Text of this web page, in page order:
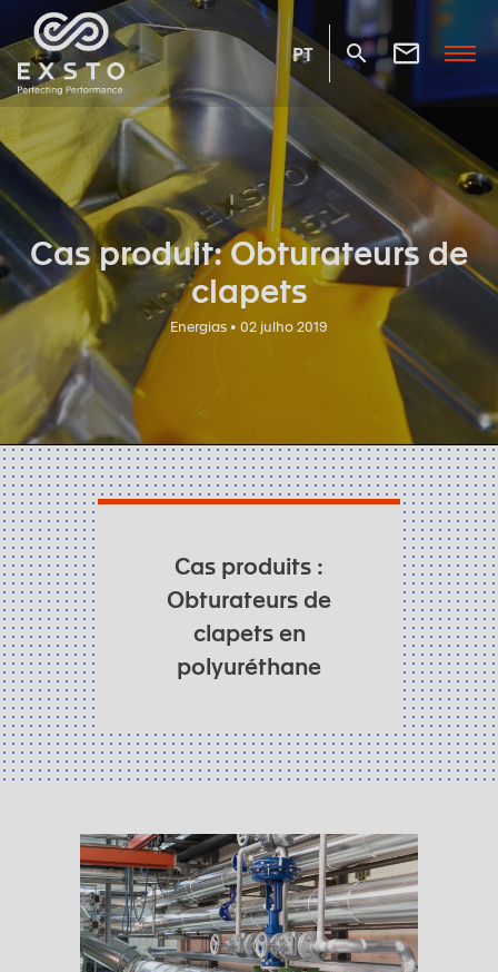
PT
Cas produit: Obturateurs de
clapets
Energias • 02 julho 2019
Cas produits :
Obturateurs de
clapets en
polyuréthane